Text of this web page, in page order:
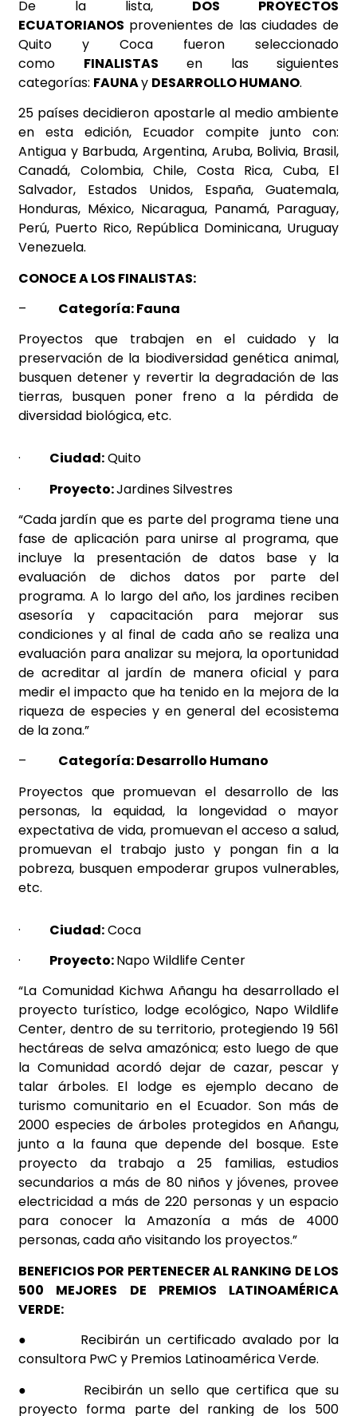
De la lista, DOS PROYECTOS
ECUATORIANOS provenientes de las ciudades de
Quito y Coca fueron seleccionado
como FINALISTAS en las siguientes
categorías: FAUNAy DESARROLLO HUMANO.
25 países decidieron apostarle al medio ambiente
en esta edición, Ecuador compite junto con:
Antigua y Barbuda, Argentina, Aruba, Bolivia, Brasil,
Canadá, Colombia, Chile, Costa Rica, Cuba, El
Salvador, Estados Unidos, España, Guatemala,
Honduras, México, Nicaragua, Panamá, Paraguay,
Perú, Puerto Rico, República Dominicana, Uruguay
Venezuela.
CONOCE A LOS FINALISTAS:
– Categoría: Fauna
Proyectos que trabajen en el cuidado y la
preservación de la biodiversidad genética animal,
busquen detener y revertir la degradación de las
tierras, busquen poner freno a la pérdida de
diversidad biológica, etc.
· Ciudad:Quito
· Proyecto:Jardines Silvestres
“Cada jardín que es parte del programa tiene una
fase de aplicación para unirse al programa, que
incluye la presentación de datos base y la
evaluación de dichos datos por parte del
programa. A lo largo del año, los jardines reciben
asesoría y capacitación para mejorar sus
condiciones y al final de cada año se realiza una
evaluación para analizar su mejora, la oportunidad
de acreditar al jardín de manera oficial y para
medir el impacto que ha tenido en la mejora de la
riqueza de especies y en general del ecosistema
de la zona.”
– Categoría: Desarrollo Humano
Proyectos que promuevan el desarrollo de las
personas, la equidad, la longevidad o mayor
expectativa de vida, promuevan el acceso a salud,
promuevan el trabajo justo y pongan fin a la
pobreza, busquen empoderar grupos vulnerables,
etc.
· Ciudad:Coca
· Proyecto:Napo Wildlife Center
“La Comunidad Kichwa Añangu ha desarrollado el
proyecto turístico, lodge ecológico, Napo Wildlife
Center, dentro de su territorio, protegiendo 19 561
hectáreas de selva amazónica; esto luego de que
la Comunidad acordó dejar de cazar, pescar y
talar árboles. El lodge es ejemplo decano de
turismo comunitario en el Ecuador. Son más de
2000 especies de árboles protegidos en Añangu,
junto a la fauna que depende del bosque. Este
proyecto da trabajo a 25 familias, estudios
secundarios a más de 80 niños y jóvenes, provee
electricidad a más de 220 personas y un espacio
para conocer la Amazonía a más de 4000
personas, cada año visitando los proyectos.”
BENEFICIOS POR PERTENECER AL RANKING DE LOS
500 MEJORES DE PREMIOS LATINOAMÉRICA
VERDE:
● Recibirán un certificado avalado por la
consultora PwC y Premios Latinoamérica Verde.
● Recibirán un sello que certifica que su
proyecto forma parte del ranking de los 500